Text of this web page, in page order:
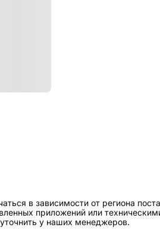
в зависимости от региона
приложений или
у наших менеджеров.